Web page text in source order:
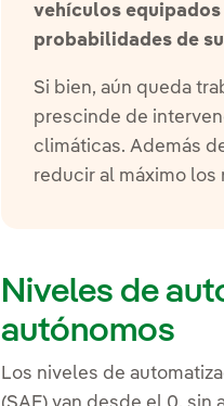
vehículos equipados
probabilidades de
Si bien, aún queda
prescinde de
climáticas. Además
reducir al máximo los
Niveles de
autónomos
Los niveles de